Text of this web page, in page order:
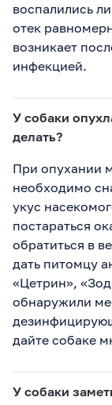
воспалились
отек
возникает
инфекцией.
У собаки
делать?
При опухании
необходимо
укус
постараться
обратиться в
дать питомцу
«Цетрин»,
обнаружили
дайте собаке
У собаки